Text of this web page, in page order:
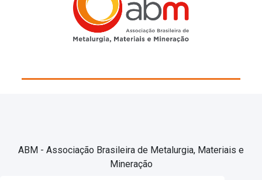
ABM - Associação Brasileira de Metalurgia, Materiais e
Mineração